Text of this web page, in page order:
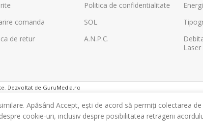
comanda
de retur
Politica de confidentialitate
SOL
A.N.P.C.
Laser
Dezvoltat de GuruMedia.ro
Apăsând Accept, ești de acord să permiți colectarea de
cookie-uri, inclusiv despre posibilitatea retragerii